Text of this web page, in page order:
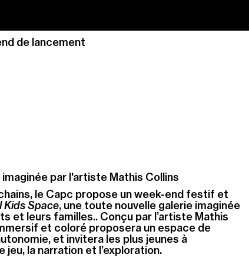
de lancement
par l'artiste Mathis Collins
le Capc propose un week-end festif et
KidsSpace, une toute nouvelle galerie imaginée
et leurs familles.. Conçu par l’artiste Mathis
et coloré proposera un espace de
et invitera les plus jeunes à
jeu, la narration et l’exploration.